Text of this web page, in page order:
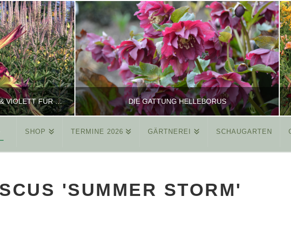
TAGLILIEN NEU ENTDECKT: ROSA & VIOLETT FÜR ROMANTISCHE PFLANZKOMBINATIONEN DIE GATTUNG HELLEBORUS
REINHARD
MÄRZ 26, 2015
SHOP TERMINE 2026 GÄRTNEREI SCHAUGARTEN
'SUMMER STORM'